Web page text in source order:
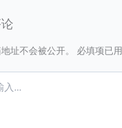
址不会被公开。 必填项已用